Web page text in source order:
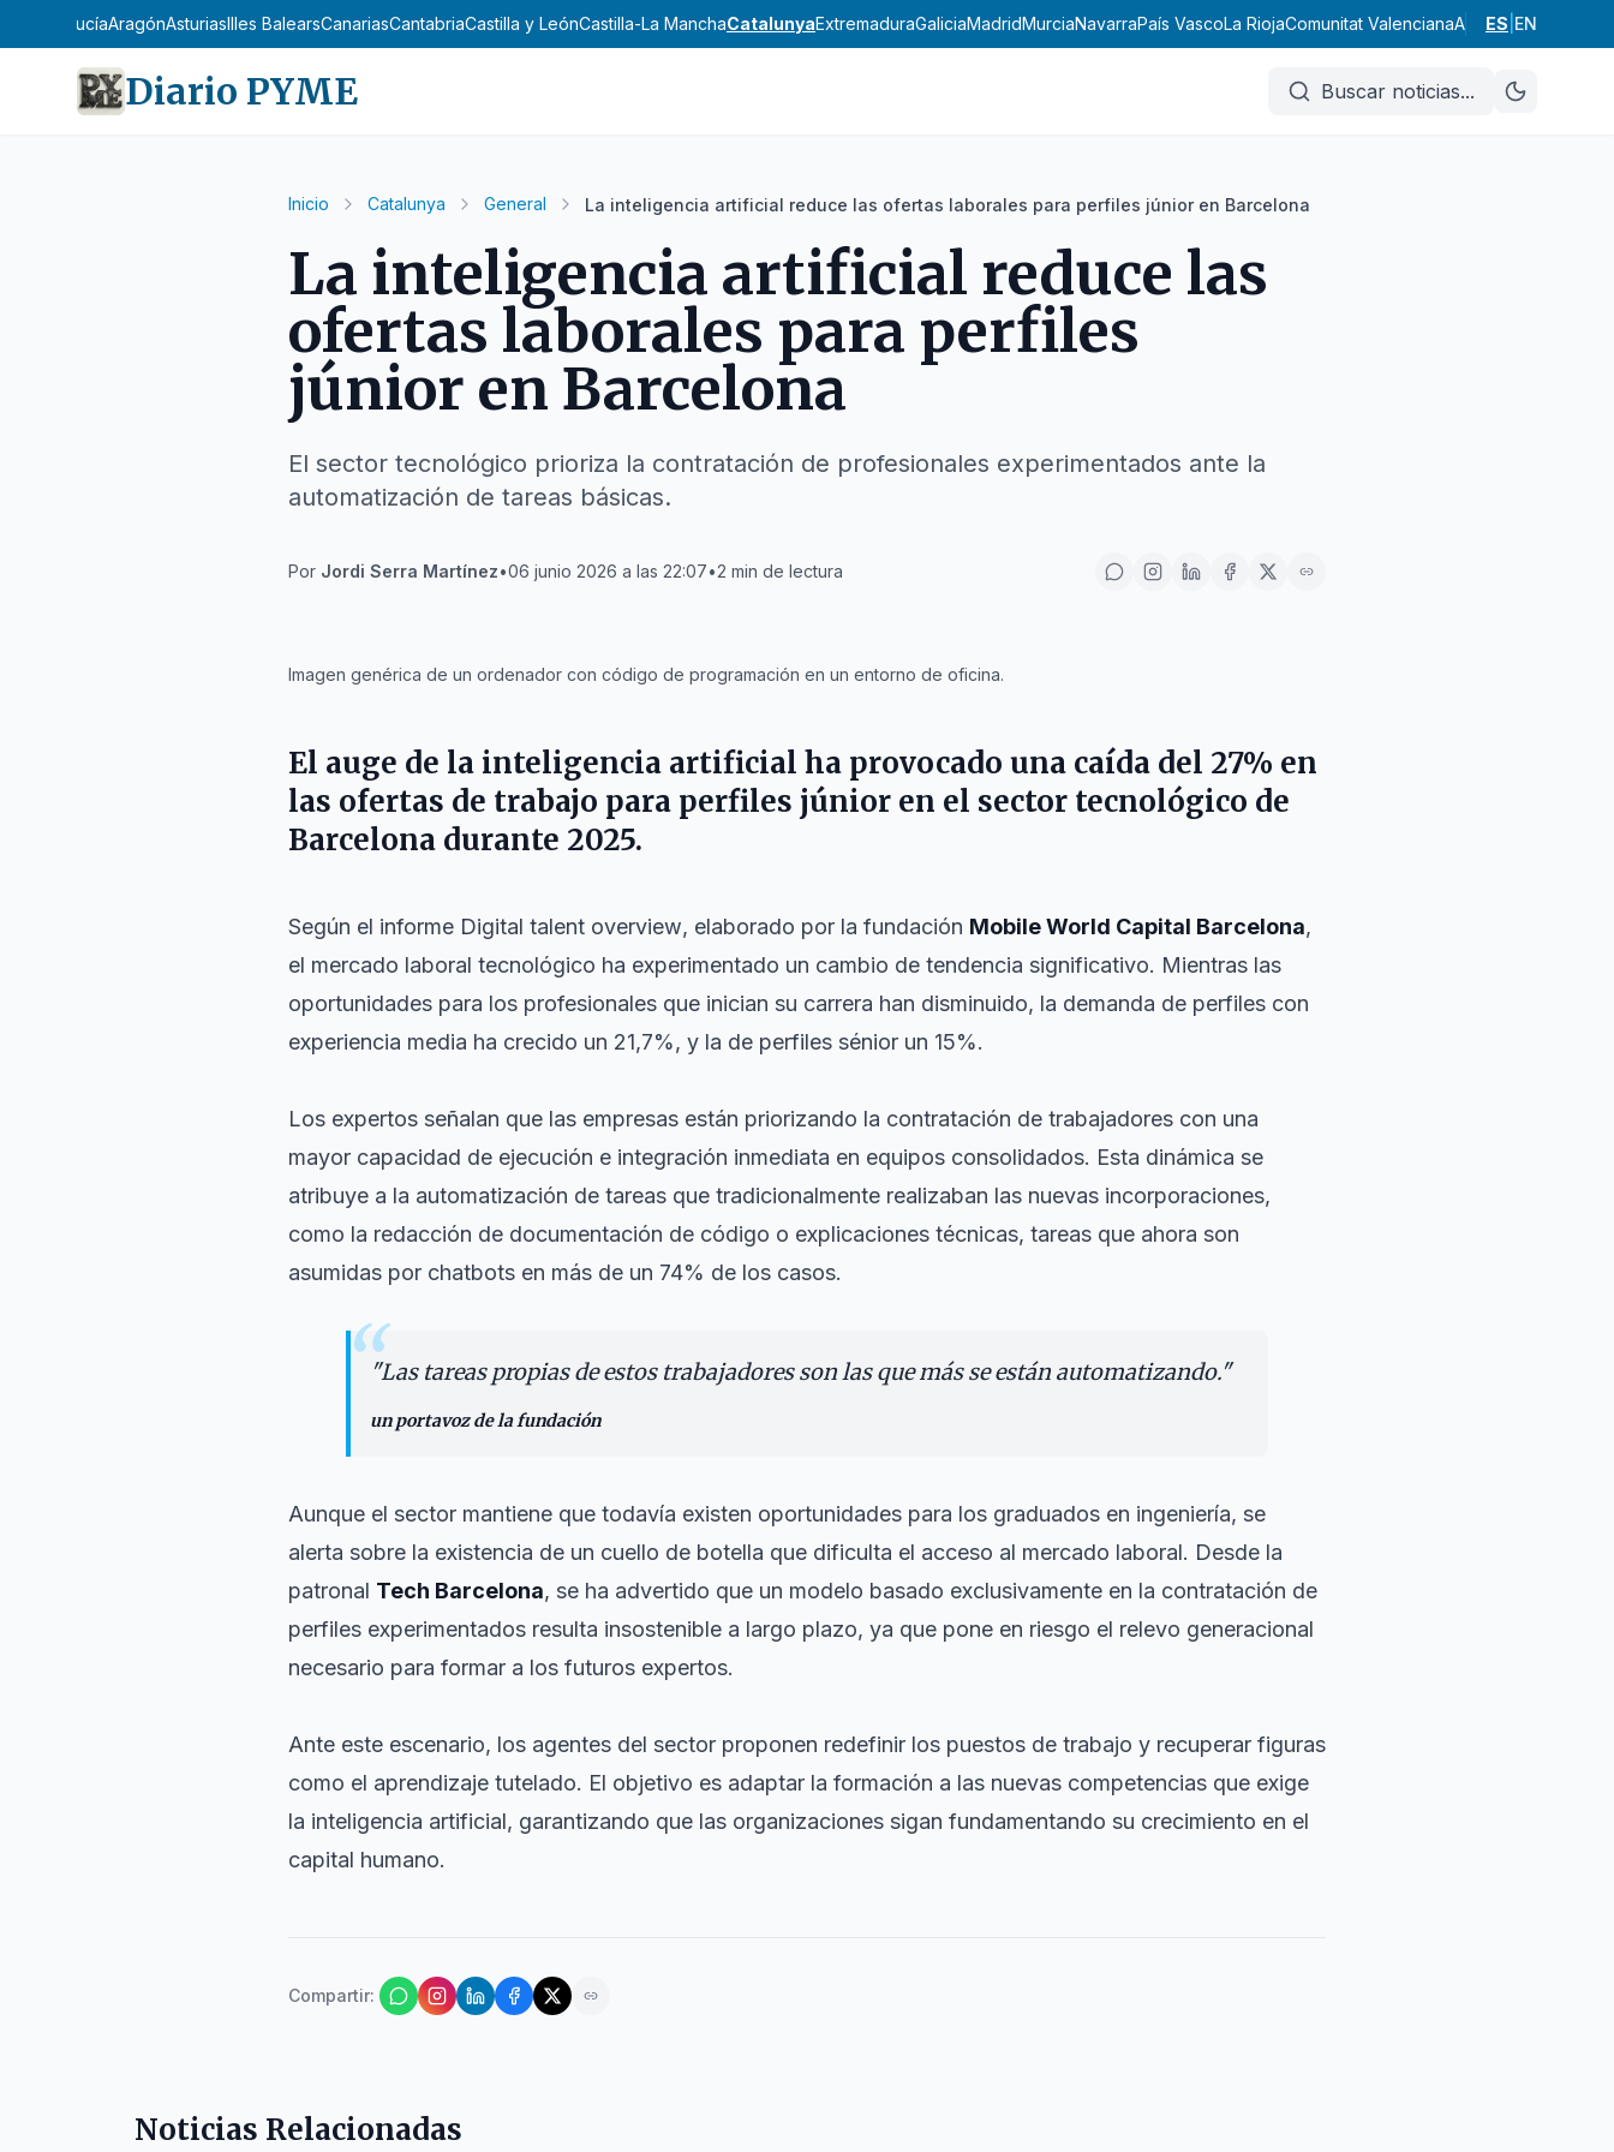
AndalucíaAragónAsturiasIlles BalearsCanariasCantabriaCastilla y LeónCastilla-La ManchaCatalunyaExtremaduraGaliciaMadridMurciaNavarraPaís VascoLa RiojaComunitat ValencianaAndalucíaAragón
ES EN
Diario PYME Buscar noticias...
Inicio Catalunya General La inteligencia artificial reduce las ofertas laborales para perfiles júnior en Barcelona
La inteligencia artificial reduce las
ofertas laborales para perfiles
júnior en Barcelona
El sector tecnológico prioriza la contratación de profesionales experimentados ante la
automatización de tareas básicas.
Por Jordi Serra Martínez•06 junio 2026 a las 22:07•2 min de lectura
Imagen genérica de un ordenador con código de programación en un entorno de oficina.
El auge de la inteligencia artificial ha provocado una caída del 27% en
las ofertas de trabajo para perfiles júnior en el sector tecnológico de
Barcelona durante 2025.
Según el informe Digital talent overview, elaborado por la fundación Mobile World Capital Barcelona,
el mercado laboral tecnológico ha experimentado un cambio de tendencia significativo. Mientras las
oportunidades para los profesionales que inician su carrera han disminuido, la demanda de perfiles con
experiencia media ha crecido un 21,7%, y la de perfiles sénior un 15%.
Los expertos señalan que las empresas están priorizando la contratación de trabajadores con una
mayor capacidad de ejecución e integración inmediata en equipos consolidados. Esta dinámica se
atribuye a la automatización de tareas que tradicionalmente realizaban las nuevas incorporaciones,
como la redacción de documentación de código o explicaciones técnicas, tareas que ahora son
asumidas por chatbots en más de un 74% de los casos.
“"Las tareas propias de estos trabajadores son las que más se están automatizando."
un portavoz de la fundación
Aunque el sector mantiene que todavía existen oportunidades para los graduados en ingeniería, se
alerta sobre la existencia de un cuello de botella que dificulta el acceso al mercado laboral. Desde la
patronal Tech Barcelona, se ha advertido que un modelo basado exclusivamente en la contratación de
perfiles experimentados resulta insostenible a largo plazo, ya que pone en riesgo el relevo generacional
necesario para formar a los futuros expertos.
Ante este escenario, los agentes del sector proponen redefinir los puestos de trabajo y recuperar figuras
como el aprendizaje tutelado. El objetivo es adaptar la formación a las nuevas competencias que exige
la inteligencia artificial, garantizando que las organizaciones sigan fundamentando su crecimiento en el
capital humano.
Compartir:
Noticias Relacionadas